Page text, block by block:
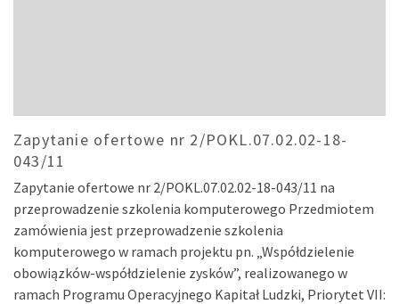
Zapytanie ofertowe nr 2/POKL.07.02.02-18-
043/11
Zapytanie ofertowe nr 2/POKL.07.02.02-18-043/11 na
przeprowadzenie szkolenia komputerowego Przedmiotem
zamówienia jest przeprowadzenie szkolenia
komputerowego w ramach projektu pn. „Współdzielenie
obowiązków-współdzielenie zysków”, realizowanego w
ramach Programu Operacyjnego Kapitał Ludzki, Priorytet VII: